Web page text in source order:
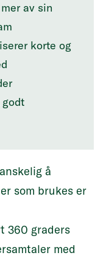
av sin
korte og
å
som brukes er
360 graders
med